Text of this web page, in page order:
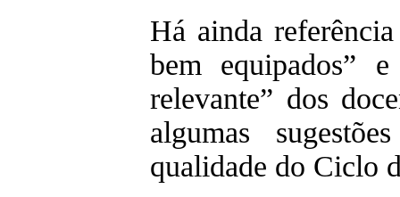
Há ainda
bem equipados”
relevante” dos
algumas
qualidade do Ciclo